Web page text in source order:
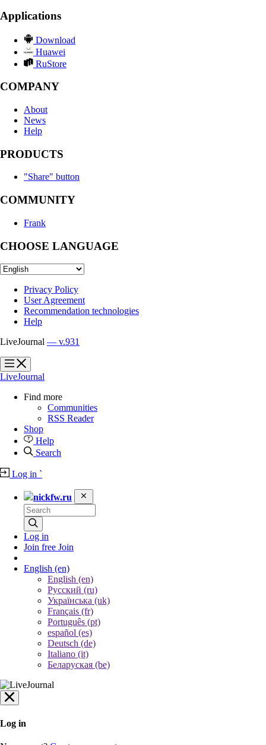
Applications
Download
Huawei
RuStore
COMPANY
About
News
Help
PRODUCTS
"Share" button
COMMUNITY
Frank
CHOOSE LANGUAGE
Privacy Policy
User Agreement
Recommendation technologies
Help
LiveJournal — v.931
?
?
LiveJournal
Find more
Communities
RSS Reader
Shop
Help
Search
Log in `
nickfw.ru
Log in
Join free Join
English (en)
English (en)
Русский (ru)
Українська (uk)
Français (fr)
Português (pt)
español (es)
Deutsch (de)
Italiano (it)
Беларуская (be)
Log in